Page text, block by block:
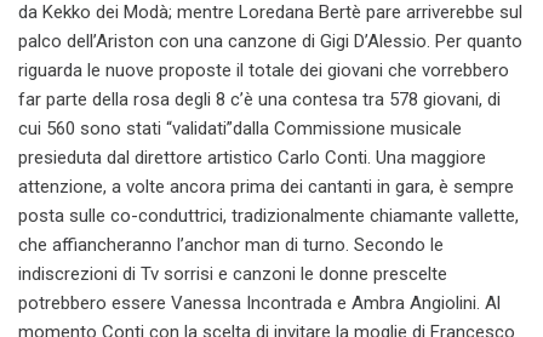
da Kekko dei Modà; mentre Loredana Bertè pare arriverebbe sul
palco dell’Ariston con una canzone di Gigi D’Alessio. Per quanto
riguarda le nuove proposte il totale dei giovani che vorrebbero
far parte della rosa degli 8 c’è una contesa tra 578 giovani, di
cui 560 sono stati “validati”dalla Commissione musicale
presieduta dal direttore artistico Carlo Conti. Una maggiore
attenzione, a volte ancora prima dei cantanti in gara, è sempre
posta sulle co-conduttrici, tradizionalmente chiamante vallette,
che affiancheranno l’anchor man di turno. Secondo le
indiscrezioni di Tv sorrisi e canzoni le donne prescelte
potrebbero essere Vanessa Incontrada e Ambra Angiolini. Al
momento Conti con la scelta di invitare la moglie di Francesco